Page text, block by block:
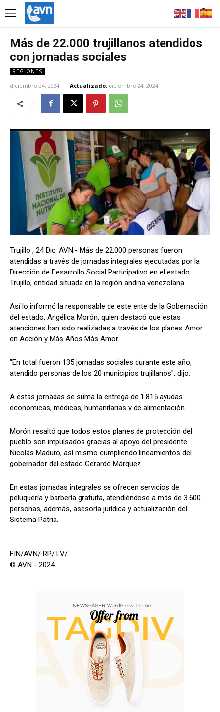
Más de 22.000 trujillanos atendidos
con jornadas sociales
REGIONES
diciembre 24, 2024 Actualizado: diciembre 24, 2024
Trujillo , 24 Dic. AVN.- Más de 22.000 personas fueron
atendidas a través de jornadas integrales ejecutadas por la
Dirección de Desarrollo Social Participativo en el estado
Trujillo, entidad situada en la región andina venezolana.
Así lo informó la responsable de este ente de la Gobernación
del estado, Angélica Morón, quien destacó que estas
atenciones han sido realizadas a través de los planes Amor
en Acción y Más Años Más Amor.
"En total fueron 135 jornadas sociales durante este año,
atendido personas de los 20 municipios trujillanos", dijo.
A estas jornadas se suma la entrega de 1.815 ayudas
económicas, médicas, humanitarias y de alimentación.
Morón resaltó que todos estos planes de protección del
pueblo son impulsados gracias al apoyo del presidente
Nicolás Maduro, así mismo cumpliendo lineamientos del
gobernador del estado Gerardo Márquez.
En estas jornadas integrales se ofrecen servicios de
peluquería y barbería gratuita, atendiéndose a más de 3.600
personas, además, asesoría jurídica y actualización del
Sistema Patria.
FIN/AVN/ RP/ LV/
© AVN - 2024